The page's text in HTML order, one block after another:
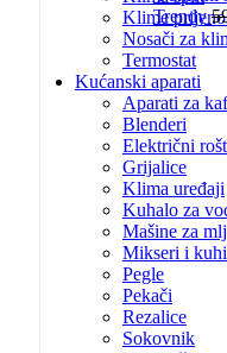
Klime
Nosači za
Termostat
Kućanski aparati
Aparati za
Blenderi
Električni
Grijalice
Klima uređaji
Kuhalo za
Mašine za
Mikseri i
Pegle
Pekači
Rezalice
Sokovnik
Trendy